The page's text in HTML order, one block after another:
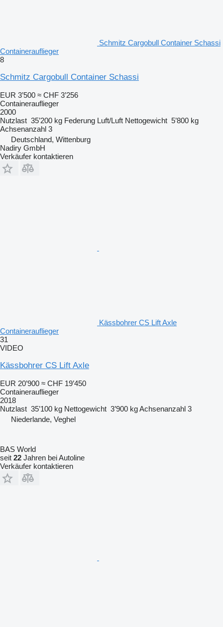
Schmitz Cargobull Container Schassi
Containerauflieger
8
Schmitz Cargobull Container Schassi
EUR 3’500 ≈ CHF 3’256
Containerauflieger
2000
Nutzlast 35’200 kg Federung Luft/Luft Nettogewicht 5’800 kg
Achsenanzahl 3
Deutschland, Wittenburg
Nadiry GmbH
Verkäufer kontaktieren
Kässbohrer CS Lift Axle
Containerauflieger
31
VIDEO
Kässbohrer CS Lift Axle
EUR 20’900 ≈ CHF 19’450
Containerauflieger
2018
Nutzlast 35’100 kg Nettogewicht 3’900 kgAchsenanzahl 3
Niederlande, Veghel
BAS World
seit 22 Jahren bei Autoline
Verkäufer kontaktieren